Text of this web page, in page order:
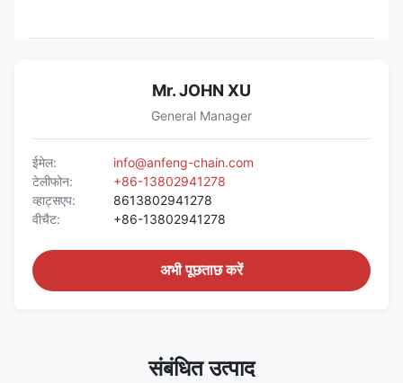
Mr. JOHN XU
General Manager
ईमेल:
info@anfeng-chain.com
टेलीफोन:
+86-13802941278
व्हाट्सएप:
8613802941278
वीचैट:
+86-13802941278
अभी पूछताछ करें
संबंधित उत्पाद